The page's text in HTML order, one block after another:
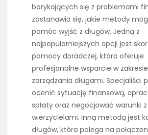
borykających się z problemami
zastanawia się, jakie metody
pomóc wyjść z długów. Jedną z
najpopularniejszych opcji jest
pomocy doradczej, która oferuje
profesjonalne wsparcie w zakresie
zarządzania długami. Specjaliści
ocenić sytuację finansową,
spłaty oraz negocjować warunki z
wierzycielami. Inną metodą jest
długów, która polega na